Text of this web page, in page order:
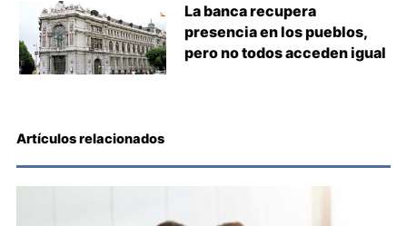
La banca recupera
presencia en los pueblos,
pero no todos acceden igual
Artículos relacionados